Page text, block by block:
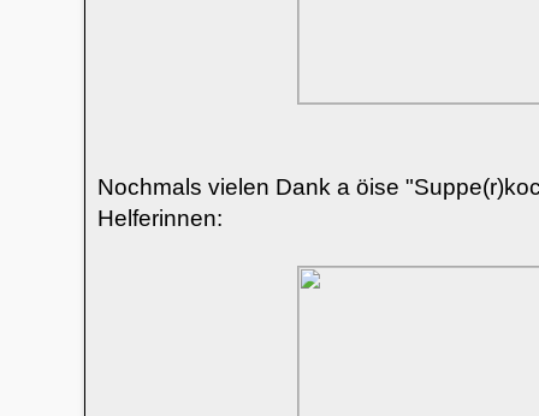
Nochmals vielen Dank a öise
Helferinnen: